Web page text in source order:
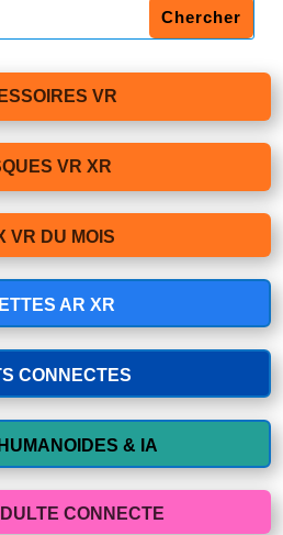
VR
VR XR
VR DU MOIS
AR XR
CONNECTES
& IA
CONNECTE